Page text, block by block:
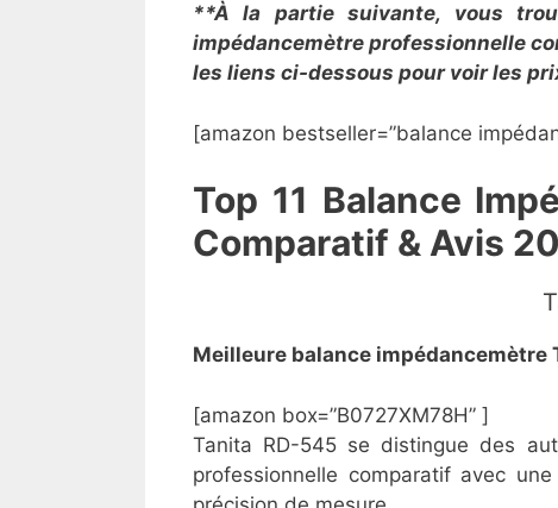
**À la partie suivante, vous
impédancemètre professionnelle
les liens ci-dessous pour voir les
[amazon bestseller=”​balance
​Top 11 Balance
Comparatif ​&Avis
​Meilleure balance impédancemètre
[amazon box=”B0727XM78H” ]
Tanita RD-545 se distingue des
professionnelle comparatif avec